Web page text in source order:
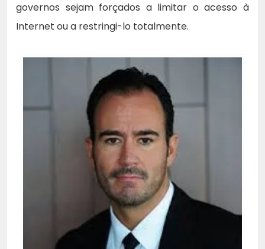
governos sejam forçados a limitar o acesso à
Internet ou a restringi-lo totalmente.